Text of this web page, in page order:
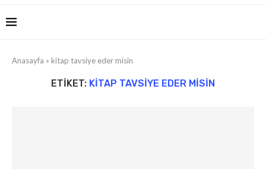
Anasayfa » kitap tavsiye eder misin
ETIKET: KITAP TAVSIYE EDER MISIN